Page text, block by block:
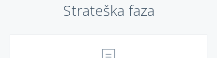
Strateška faza